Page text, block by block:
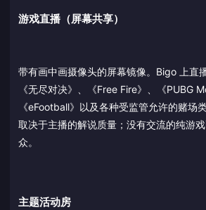
游戏直播（屏幕共享）
带有画中画摄像头的屏幕镜像。Bigo 上直
《无尽对决》、《Free Fire》、《PUBG
《eFootball》以及各种受监管允许的赌场
取决于主播的解说质量；没有交流的纯游
众。
主题活动房